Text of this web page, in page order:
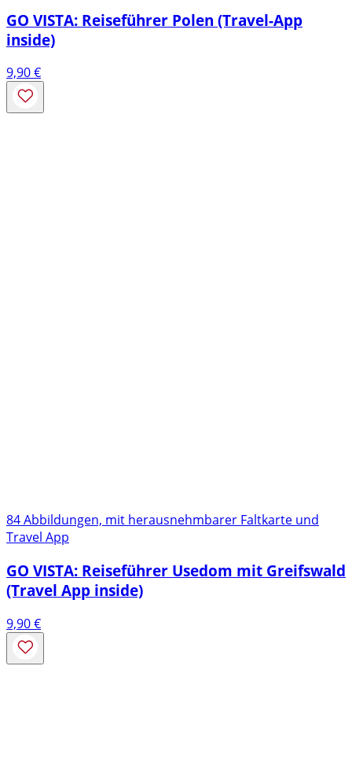
GO VISTA: Reiseführer Polen (Travel-App
inside)
9,90€
84 Abbildungen, mit herausnehmbarer Faltkarte und
Travel App
GO VISTA: Reiseführer Usedom mit Greifswald
(Travel App inside)
9,90€